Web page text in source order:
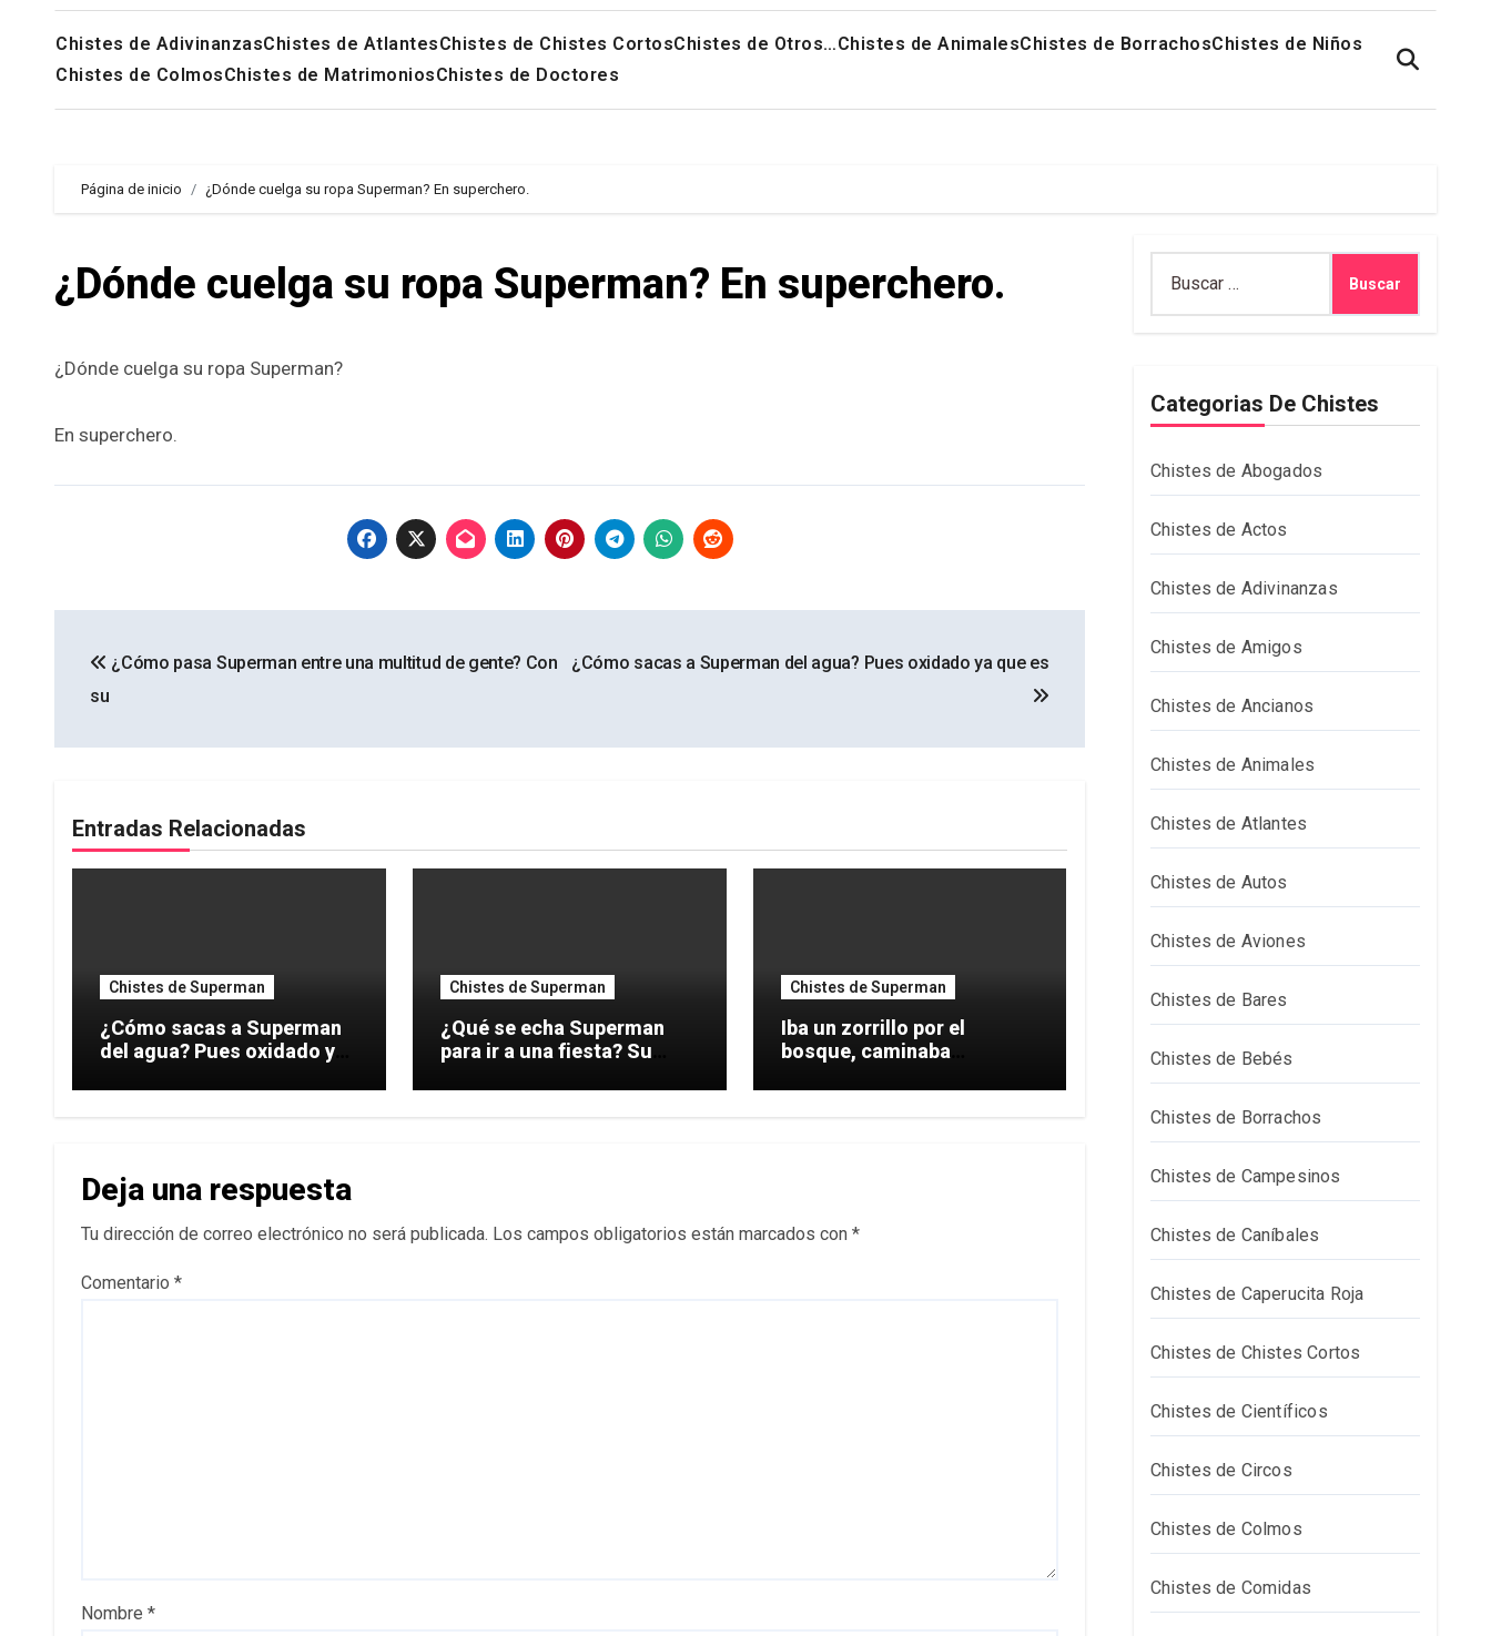
Chistes de AdivinanzasChistes de AtlantesChistes de Chistes CortosChistes de Otros…Chistes de AnimalesChistes de BorrachosChistes de Niños
Chistes de ColmosChistes de MatrimoniosChistes de Doctores
Página de inicio ¿Dónde cuelga su ropa Superman? En superchero.
¿Dónde cuelga su ropa Superman? En superchero.
¿Dónde cuelga su ropa Superman?
En superchero.
de
¿Cómo pasa Superman entre una multitud de gente? Con
su
¿Cómo sacas a Superman del agua? Pues oxidado ya que es
Entradas Relacionadas
Chistes de Superman
¿Cómo sacas a Superman
del agua? Pues oxidado ya
Chistes de Superman
¿Qué se echa Superman
para ir a una fiesta? Su
Chistes de Superman
Iba un zorrillo por el
bosque, caminaba
Deja una respuesta
Tu dirección de correo electrónico no será publicada. Los campos obligatorios están marcados con *
Comentario *
Nombre *
Categorias De Chistes
Chistes de Abogados
Chistes de Actos
Chistes de Adivinanzas
Chistes de Amigos
Chistes de Ancianos
Chistes de Animales
Chistes de Atlantes
Chistes de Autos
Chistes de Aviones
Chistes de Bares
Chistes de Bebés
Chistes de Borrachos
Chistes de Campesinos
Chistes de Caníbales
Chistes de Caperucita Roja
Chistes de Chistes Cortos
Chistes de Científicos
Chistes de Circos
Chistes de Colmos
Chistes de Comidas